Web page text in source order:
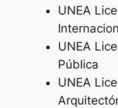
UNEA
UNEA
Pública
UNEA